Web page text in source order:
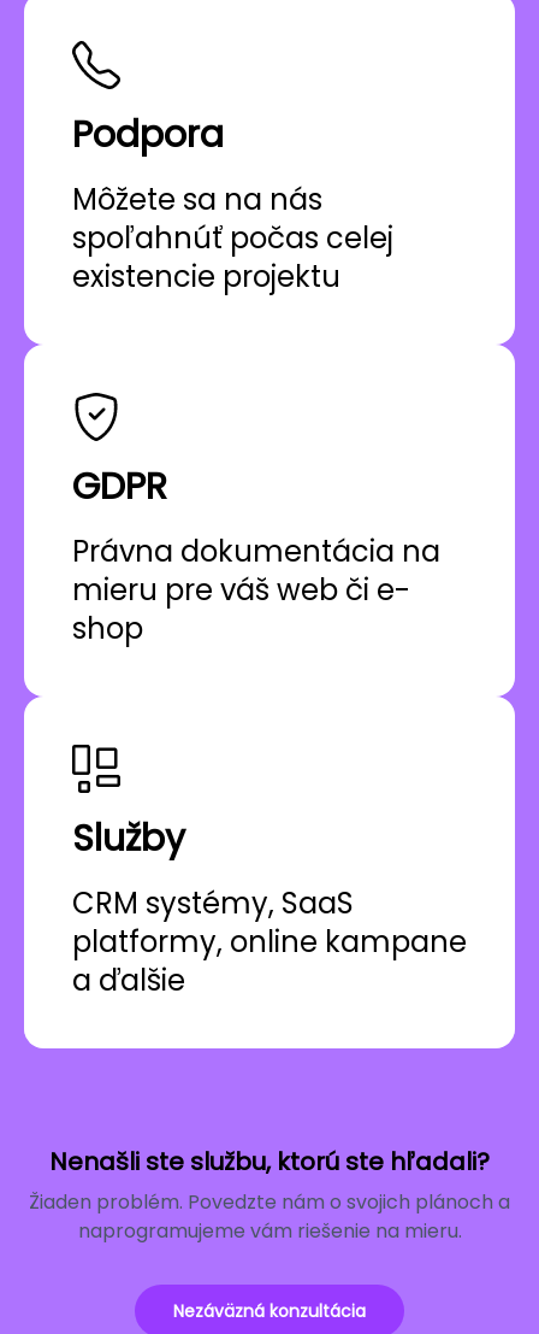
Podpora
Môžete sa na nás
spoľahnúť počas celej
existencie projektu
GDPR
Právna dokumentácia na
mieru pre váš web či e-
shop
Služby
CRM systémy, SaaS
platformy, online kampane
a ďalšie
Nenašli ste službu, ktorú ste hľadali?
Žiaden problém. Povedzte nám o svojich plánoch a
naprogramujeme vám riešenie na mieru.
Nezáväzná konzultácia